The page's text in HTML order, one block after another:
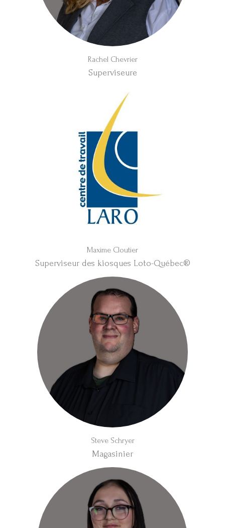
Rachel Chevrier
Superviseure
Maxime Cloutier
Superviseur des kiosques Loto-Québec®
Steve Schryer
Magasinier